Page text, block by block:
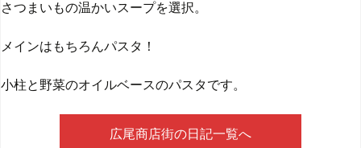
さつまいもの温かいスープを選択。
メインはもちろんパスタ！
小柱と野菜のオイルベースのパスタです。
広尾商店街の日記一覧へ